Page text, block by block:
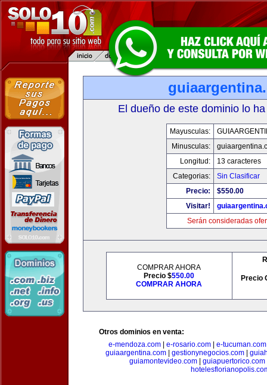
El dueño de este dominio lo
Mayusculas:
Minusculas:
Longitud:
13 caracteres
Categorias:
Sin Clasificar
Precio:
$550.00
Visitar!
Serán consideradas
COMPRAR AHORA
Precio $550.00
COMPRAR AHORA
Precio
Otros dominios en venta:
e-mendoza.com| e-rosario.com| e-tucuman.com
guiaargentina.com
gestionynegocios.com
guiamontevideo.com
guiapuertorico.com